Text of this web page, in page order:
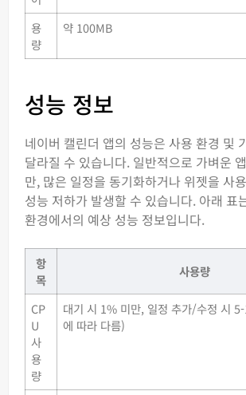
용
량
약 100MB
성능 정보
네이버 캘린더 앱의 성능은 사용 환경 및
달라질 수 있습니다. 일반적으로 가벼운
만, 많은 일정을 동기화하거나 위젯을 사
성능 저하가 발생할 수 있습니다. 아래 표
환경에서의 예상 성능 정보입니다.
항
목
사용량
CP
U
사
용
량
대기 시 1% 미만, 일정 추가/수정 시
에 따라 다름)